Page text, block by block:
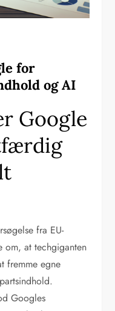
for
og AI
Google
fra EU-
om, at techgiganten
fremme egne
Googles